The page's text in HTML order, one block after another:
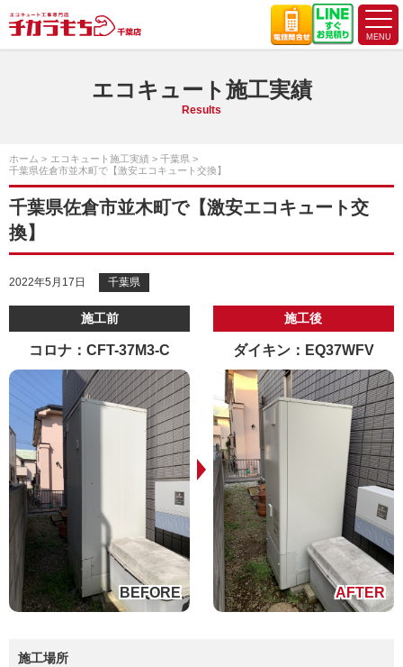
エコキュート施工実績
Results
ホーム エコキュート施工実績
千葉県
千葉県佐倉市並木町で【激安エコキュート交換】
千葉県佐倉市並木町で【激安エコキュート交
換】
2022年5月17日 千葉県
施工前
コロナ：CFT-37M3-C
施工後
ダイキン：EQ37WFV
施工場所